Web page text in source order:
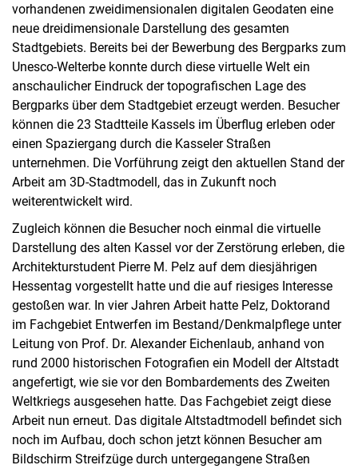
vorhandenen zweidimensionalen digitalen Geodaten eine
neue dreidimensionale Darstellung des gesamten
Stadtgebiets. Bereits bei der Bewerbung des Bergparks zum
Unesco-Welterbe konnte durch diese virtuelle Welt ein
anschaulicher Eindruck der topografischen Lage des
Bergparks über dem Stadtgebiet erzeugt werden. Besucher
können die 23 Stadtteile Kassels im Überflug erleben oder
einen Spaziergang durch die Kasseler Straßen
unternehmen. Die Vorführung zeigt den aktuellen Stand der
Arbeit am 3D-Stadtmodell, das in Zukunft noch
weiterentwickelt wird.
Zugleich können die Besucher noch einmal die virtuelle
Darstellung des alten Kassel vor der Zerstörung erleben, die
Architekturstudent Pierre M. Pelz auf dem diesjährigen
Hessentag vorgestellt hatte und die auf riesiges Interesse
gestoßen war. In vier Jahren Arbeit hatte Pelz, Doktorand
im Fachgebiet Entwerfen im Bestand/Denkmalpflege unter
Leitung von Prof. Dr. Alexander Eichenlaub, anhand von
rund 2000 historischen Fotografien ein Modell der Altstadt
angefertigt, wie sie vor den Bombardements des Zweiten
Weltkriegs ausgesehen hatte. Das Fachgebiet zeigt diese
Arbeit nun erneut. Das digitale Altstadtmodell befindet sich
noch im Aufbau, doch schon jetzt können Besucher am
Bildschirm Streifzüge durch untergegangene Straßen